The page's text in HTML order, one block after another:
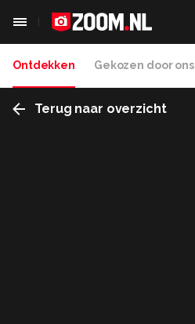
Ontdekken Gekozen door ons
Terug naar overzicht